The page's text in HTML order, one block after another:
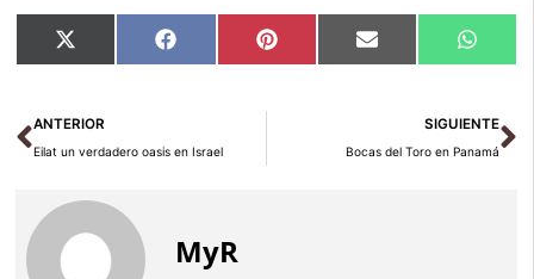
Compartir
en
X
(Twitter)
Compartir
en
Facebook Compartir
en
Pinterest Compartir
en
Email
en
Ant
ANTERIOR
Eilat un verdadero oasis en Israel
SIGUIENTE
Bocas del Toro en Panamá
MyR